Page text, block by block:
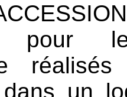
pour
dans un